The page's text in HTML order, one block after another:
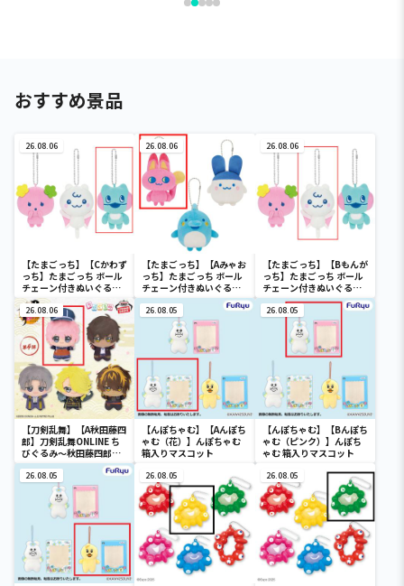
おすすめ景品
26.08.06
【たまごっち】【Cかわず
っち】たまごっち ボール
チェーン付きぬいぐるみ
～Tamagotchi
Paradise～vol.3
26.08.06
【たまごっち】【Aみゃお
っち】たまごっち ボール
チェーン付きぬいぐるみ
～Tamagotchi
Paradise～vol.2-R
26.08.06
【たまごっち】【Bもんが
っち】たまごっち ボール
チェーン付きぬいぐるみ
～Tamagotchi
Paradise～vol.3
26.08.06
【刀剣乱舞】【A秋田藤四
郎】刀剣乱舞ONLINE ち
びぐるみ～秋田藤四郎・
大倶利伽羅・へし切長谷
部・獅子王・火車切～
26.08.05
【んぽちゃむ】【Aんぽち
ゃむ（花）】んぽちゃむ
箱入りマスコット
26.08.05
【んぽちゃむ】【Bんぽち
ゃむ（ピンク）】んぽち
ゃむ 箱入りマスコット
26.08.05 26.08.05 26.08.05